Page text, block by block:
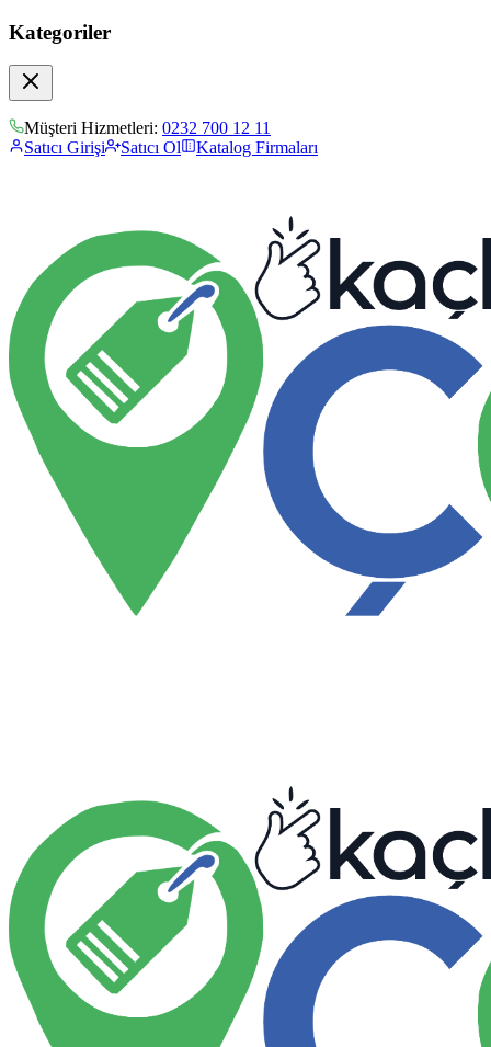
Kategoriler
Müşteri Hizmetleri: 0232 700 12 11
Satıcı Girişi
Satıcı Ol Katalog Firmaları